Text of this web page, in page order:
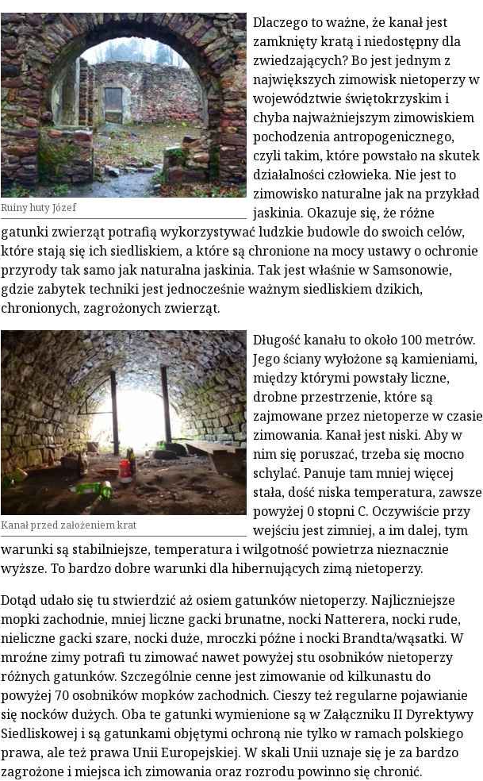
Ruiny huty Józef
Dlaczego to ważne, że kanał jest
zamknięty kratą i niedostępny dla
zwiedzających? Bo jest jednym z
największych zimowisk nietoperzy w
województwie świętokrzyskim i
chyba najważniejszym zimowiskiem
pochodzenia antropogenicznego,
czyli takim, które powstało na skutek
działalności człowieka. Nie jest to
zimowisko naturalne jak na przykład
jaskinia. Okazuje się, że różne
gatunki zwierząt potrafią wykorzystywać ludzkie budowle do swoich celów,
które stają się ich siedliskiem, a które są chronione na mocy ustawy o ochronie
przyrody tak samo jak naturalna jaskinia. Tak jest właśnie w Samsonowie,
gdzie zabytek techniki jest jednocześnie ważnym siedliskiem dzikich,
chronionych, zagrożonych zwierząt.
Kanał przed założeniem krat
Długość kanału to około 100 metrów.
Jego ściany wyłożone są kamieniami,
między którymi powstały liczne,
drobne przestrzenie, które są
zajmowane przez nietoperze w czasie
zimowania. Kanał jest niski. Aby w
nim się poruszać, trzeba się mocno
schylać. Panuje tam mniej więcej
stała, dość niska temperatura, zawsze
powyżej 0 stopni C. Oczywiście przy
wejściu jest zimniej, a im dalej, tym
warunki są stabilniejsze, temperatura i wilgotność powietrza nieznacznie
wyższe. To bardzo dobre warunki dla hibernujących zimą nietoperzy.
Dotąd udało się tu stwierdzić aż osiem gatunków nietoperzy. Najliczniejsze
mopki zachodnie, mniej liczne gacki brunatne, nocki Natterera, nocki rude,
nieliczne gacki szare, nocki duże, mroczki późne i nocki Brandta/wąsatki. W
mroźne zimy potrafi tu zimować nawet powyżej stu osobników nietoperzy
różnych gatunków. Szczególnie cenne jest zimowanie od kilkunastu do
powyżej 70 osobników mopków zachodnich. Cieszy też regularne pojawianie
się nocków dużych. Oba te gatunki wymienione są w Załączniku II Dyrektywy
Siedliskowej i są gatunkami objętymi ochroną nie tylko w ramach polskiego
prawa, ale też prawa Unii Europejskiej. W skali Unii uznaje się je za bardzo
zagrożone i miejsca ich zimowania oraz rozrodu powinno się chronić.